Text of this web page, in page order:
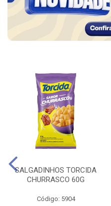
SALGADINHOS TORCIDA
CHURRASCO 60G
Código: 5904